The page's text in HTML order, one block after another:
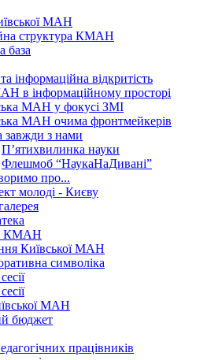
МАН
структура КМАН
база
інформаційна відкритість
в інформаційному просторі
МАН у фокусі ЗМІ
МАН очима фронтмейкерів
завжди з нами
П’ятихвилинка науки
Флешмоб “НаукаНаДивані”
про...
молоді - Києву
КМАН
Київської МАН
символіка
МАН
бюджет
працівників